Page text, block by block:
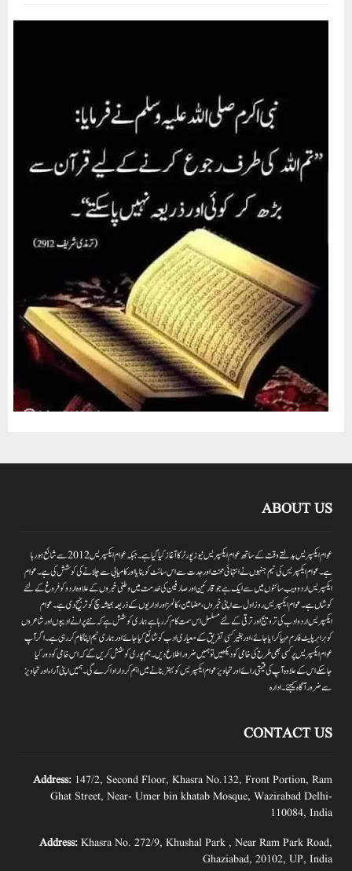
ABOUT US
عوام ایکسپریس بدلتے وقت کے ساتھ عوام ایکسپریس نیوز پورٹر کا آغاز کیا گیا ہے۔جبکہ عوام ایکسپریس 2012سے شائع ہورہا
ہے۔ عوام ایکسپریس کی ٹیم جنہوں نے انتہائی محنت اور جدت سے اس سائٹ کو بنایا اور کامیابی سے چلانے کی کوشش کی ہے۔عوام
ایکسپریس اردو ویب سائٹوں میں سے ایک ہے جو قارئین اور صارفین کی خدمت میں وطنی خبروں کے علاوہ اردو کو فروغ کے لئے
کوشاں ہے۔عوام ایکسپریس روز اول سے اپنی خبروں ،مضامین ،کالمز اور اداریوں کے ذریعہ ہمیشہ سچ کو ترجیح دی ہے۔عوام
ایکسپریس اردو ادب کی ترویج اور ترقی کے لئے مسلسل اس سمت کام کر رہا ہے ہماری کوشش ہے کہ نئے پرانے ادیبوں اور شاعروں
کو برابر پلیٹ فارم مہیا کرایا جائے،اور بغیر کسی تفریق کے معیاری ادب کو شائع کیا جائے اور ہماری ٹیم اپنا کام کر رہی ہے۔اگر آپ
عوام ایکسپریس پر کسی بھی طرح کی خامی کو دیکھیں تو ہمیں ضرور اطلاع دیں۔ہم پوری کوشش کریں گے کہ اس خامی کو دور کیا
جاسکے اس کے علاوہ آپ کی قیمتی رائے اور تجاویز عوام ایکسپریس کو بہتر بنانے میں اہم کردار اداکرے گی۔ہمیں اپنی آراءاور تجاویز
سے ضرور آگاہ کیجئے۔ ادارہ
CONTACT US
Address: 147/2, Second Floor, Khasra No.132, Front Portion, Ram
Ghat Street, Near- Umer bin khatab Mosque, Wazirabad Delhi-
110084, India
Address: Khasra No. 272/9, Khushal Park , Near Ram Park Road,
Ghaziabad, 20102, UP, India